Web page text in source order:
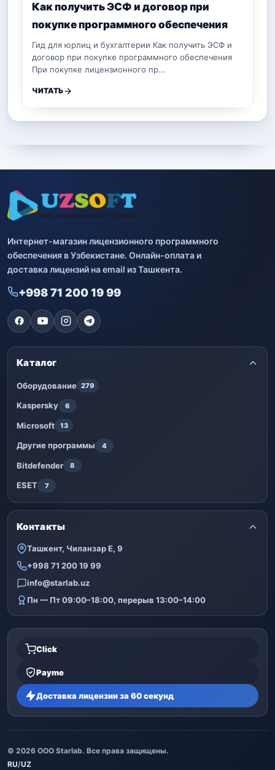
Как получить ЭСФ и договор при
покупке программного обеспечения
Гид для юрлиц и бухгалтерии Как получить ЭСФ и
договор при покупке программного обеспечения
При покупке лицензионного пр…
ЧИТАТЬ
Интернет-магазин лицензионного программного
обеспечения в Узбекистане. Онлайн-оплата и
доставка лицензий на email из Ташкента.
+998 71 200 19 99
Каталог
Оборудование 279
Kaspersky 6
Microsoft 13
Другие программы 4
Bitdefender 8
ESET 7
Контакты
Ташкент, Чиланзар Е, 9
+998 71 200 19 99
info@starlab.uz
Пн — Пт 09:00–18:00, перерыв 13:00–14:00
Click
Payme
Доставка лицензии за 60 секунд
© 2026 ООО Starlab. Все права защищены.
RU/UZ